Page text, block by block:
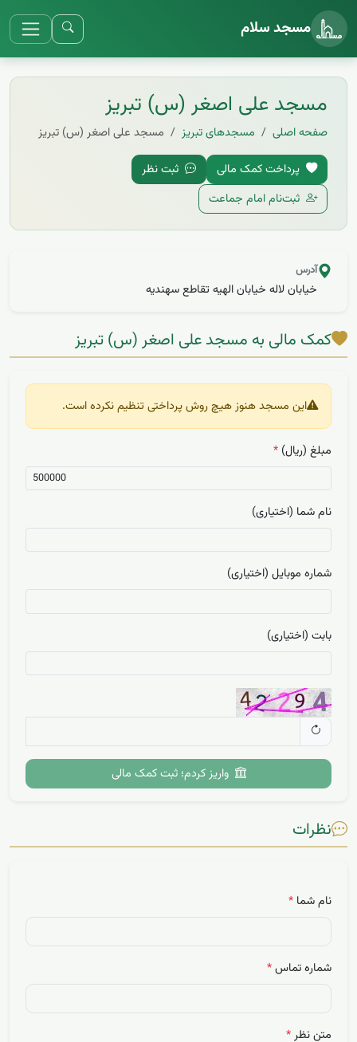
مسجد سلام
مسجد علی اصغر (س) تبریز
صفحه اصلی مسجد‌های تبریز
مسجد علی اصغر (س) تبریز
پرداخت کمک مالی
ثبت نظر
ثبت‌نام امام جماعت
آدرس
خیابان لاله خیابان الهیه تقاطع سهندیه
کمک مالی به مسجد علی اصغر (س) تبریز
این مسجد هنوز هیچ روش پرداختی تنظیم نکرده است.
مبلغ (ریال) *
نام شما (اختیاری)
شماره موبایل (اختیاری)
بابت (اختیاری)
واریز کردم؛ ثبت کمک مالی
نظرات
نام شما *
شماره تماس*
متن نظر*